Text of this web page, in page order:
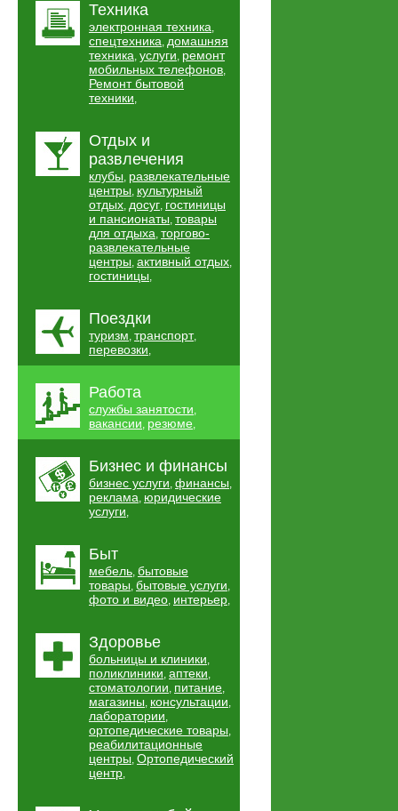
Техника
электронная техника,
спецтехника, домашняя
техника, услуги, ремонт
мобильных телефонов,
Ремонт бытовой
техники,
Отдых и
развлечения
клубы, развлекательные
центры, культурный
отдых, досуг, гостиницы
и пансионаты, товары
для отдыха, торгово-
развлекательные
центры, активный отдых,
гостиницы,
Поездки
туризм, транспорт,
перевозки,
Работа
службы занятости,
вакансии, резюме,
Бизнес и финансы
бизнес услуги, финансы,
реклама, юридические
услуги,
Быт
мебель, бытовые
товары, бытовые услуги,
фото и видео, интерьер,
Здоровье
больницы и клиники,
поликлиники, аптеки,
стоматологии, питание,
магазины, консультации,
лаборатории,
ортопедические товары,
реабилитационные
центры, Ортопедический
центр,